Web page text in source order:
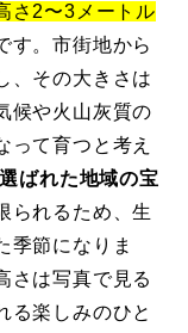
さ2〜3メートル
す。市街地から
、その大きさは
候や火山灰質の
って育つと考え
ばれた地域の宝
られるため、生
季節になりま
さは写真で見る
る楽しみのひと